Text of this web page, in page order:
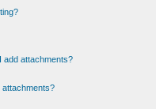
add attachments?
attachments?